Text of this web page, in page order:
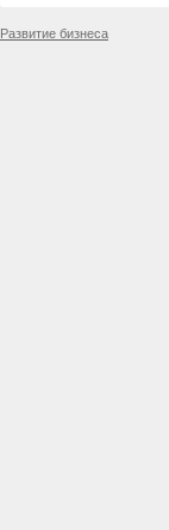
Развитие бизнеса